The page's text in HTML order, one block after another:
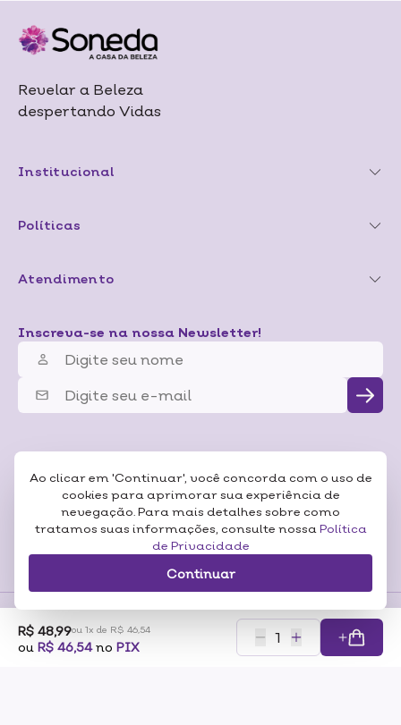
Ao clicar em 'Continuar', você concorda com o uso de
cookies para aprimorar sua experiência de
nevegação. Para mais detalhes sobre como
tratamos suas informações, consulte nossa Política
de Privacidade
Continuar
R$ 48,99ou 1x de R$ 46,54
ou R$ 46,54no PIX
Revelar a Beleza
despertando Vidas
Institucional
Políticas
Atendimento
Inscreva-se na nossa Newsletter!
Certificados